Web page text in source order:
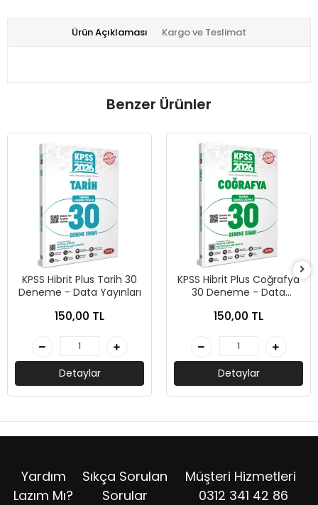
Ürün Açıklaması Kargo ve Teslimat
Benzer Ürünler
KPSS Hibrit Plus Tarih 30
Deneme - Data Yayınları
150,00 TL
Detaylar
KPSS Hibrit Plus Coğrafya
30 Deneme - Data
150,00 TL
Detaylar
Yardım
Lazım Mı?
Sıkça Sorulan
Sorular
Müşteri Hizmetleri
0312 341 42 86